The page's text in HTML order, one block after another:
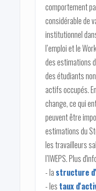
comportement
considérable de
institutionnel
l’emploi et le
des estimations
des étudiants
actifs occupés.
change, ce qui
peuvent être
estimations du
les travailleurs
l’IWEPS. Plus
- la structure
- les taux